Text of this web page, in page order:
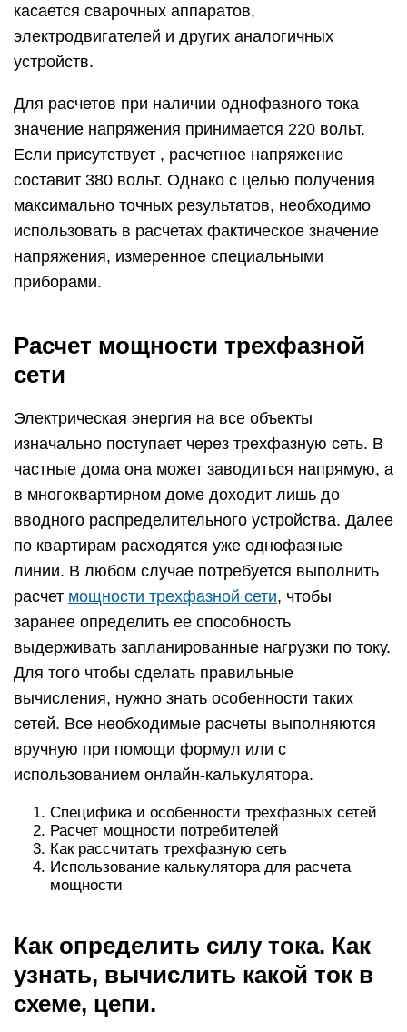
касается сварочных аппаратов,
электродвигателей и других аналогичных
устройств.
Для расчетов при наличии однофазного тока
значение напряжения принимается 220 вольт.
Если присутствует , расчетное напряжение
составит 380 вольт. Однако с целью получения
максимально точных результатов, необходимо
использовать в расчетах фактическое значение
напряжения, измеренное специальными
приборами.
Расчет мощности трехфазной
сети
Электрическая энергия на все объекты
изначально поступает через трехфазную сеть. В
частные дома она может заводиться напрямую, а
в многоквартирном доме доходит лишь до
вводного распределительного устройства. Далее
по квартирам расходятся уже однофазные
линии. В любом случае потребуется выполнить
расчет мощности трехфазной сети, чтобы
заранее определить ее способность
выдерживать запланированные нагрузки по току.
Для того чтобы сделать правильные
вычисления, нужно знать особенности таких
сетей. Все необходимые расчеты выполняются
вручную при помощи формул или с
использованием онлайн-калькулятора.
Специфика и особенности трехфазных сетей
Расчет мощности потребителей
Как рассчитать трехфазную сеть
Использование калькулятора для расчета
мощности
Как определить силу тока. Как
узнать, вычислить какой ток в
схеме, цепи.